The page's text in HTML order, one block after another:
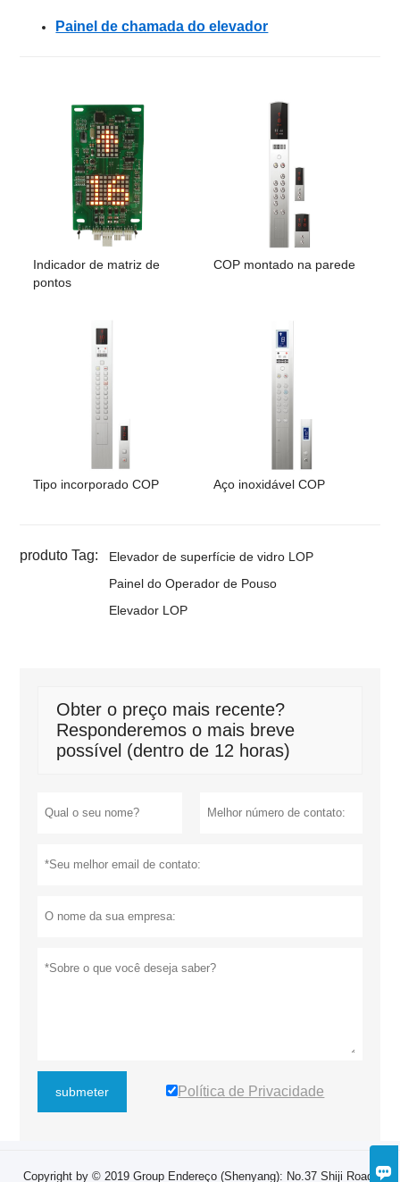

Painel de chamada do elevador
Indicador de matriz de
pontos
COP montado na parede
Tipo incorporado COP Aço inoxidável COP
produto Tag:
Elevador de superfície de vidro LOP
Painel do Operador de Pouso
Elevador LOP
Obter o preço mais recente?
Responderemos o mais breve
possível (dentro de 12 horas)
submeter Política de Privacidade
Copyright by © 2019 Group Endereço (Shenyang): No.37 Shiji Road,